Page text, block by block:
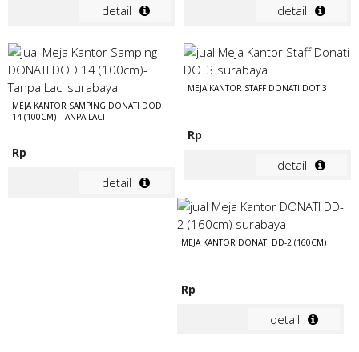
detail detail
MEJA KANTOR SAMPING DONATI DOD
14 (100CM)- TANPA LACI
Rp
detail
MEJA KANTOR STAFF DONATI DOT 3
Rp
detail
MEJA KANTOR DONATI DD-2 (160CM)
Rp
detail